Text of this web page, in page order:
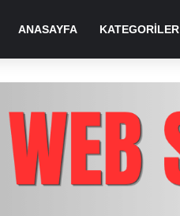
ANASAYFA KATEGORILER